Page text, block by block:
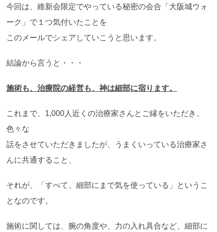
今回は、維新会限定でやっている秘密の会合「大阪城ウォ
ーク」で１つ気付いたことを
このメールでシェアしていこうと思います。
結論から言うと・・・
施術も、治療院の経営も、神は細部に宿ります。
これまで、1,000人近くの治療家さんとご縁をいただき、
色々な
話をさせていただきましたが、うまくいっている治療家さ
んに共通すること、
それが、「すべて、細部にまで気を使っている」というこ
となのです。
施術に関しては、腕の角度や、力の入れ具合など、細部に